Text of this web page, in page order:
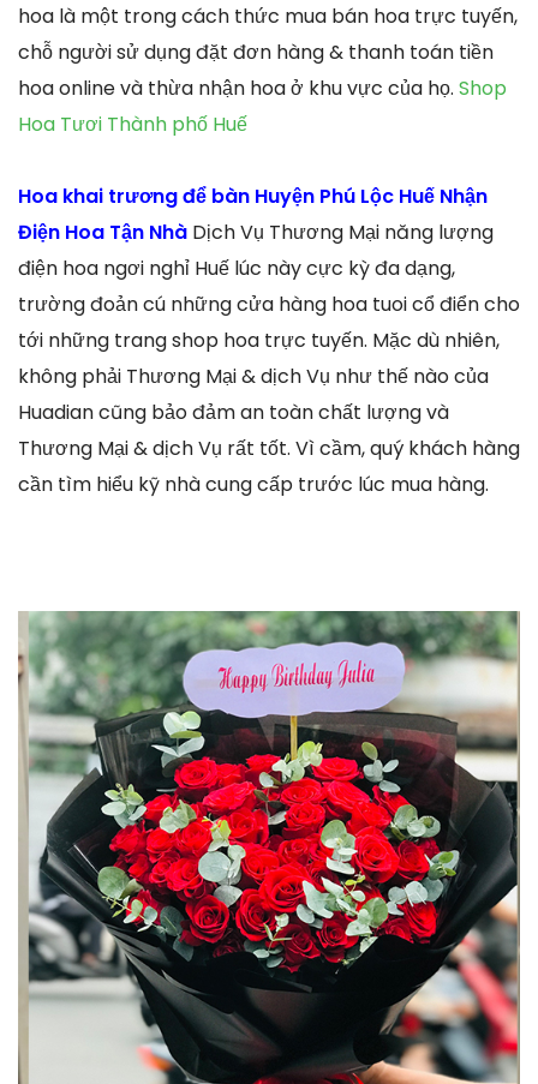
hoa là một trong cách thức mua bán hoa trực tuyến,
chỗ người sử dụng đặt đơn hàng & thanh toán tiền
hoa online và thừa nhận hoa ở khu vực của họ. Shop
Hoa Tươi Thành phố Huế
Hoa khai trương để bàn Huyện Phú Lộc Huế Nhận
Điện Hoa Tận Nhà Dịch Vụ Thương Mại năng lượng
điện hoa ngơi nghỉ Huế lúc này cực kỳ đa dạng,
trường đoản cú những cửa hàng hoa tuoi cổ điển cho
tới những trang shop hoa trực tuyến. Mặc dù nhiên,
không phải Thương Mại & dịch Vụ như thế nào của
Huadian cũng bảo đảm an toàn chất lượng và
Thương Mại & dịch Vụ rất tốt. Vì cầm, quý khách hàng
cần tìm hiểu kỹ nhà cung cấp trước lúc mua hàng.